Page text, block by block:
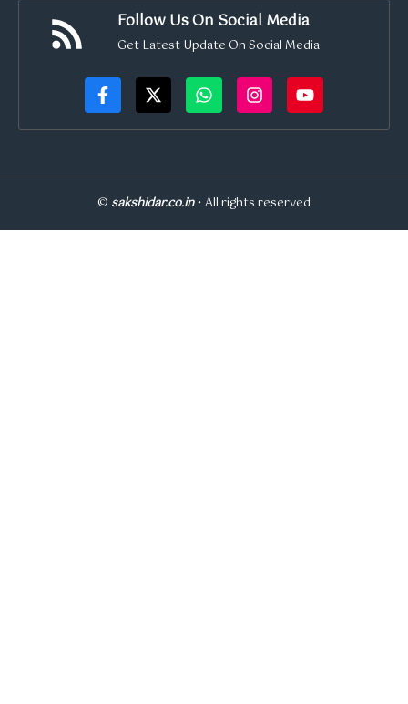
Follow Us On Social Media
Get Latest Update On Social Media
© sakshidar.co.in• All rights reserved